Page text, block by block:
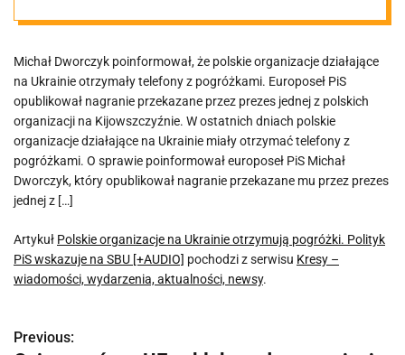
pogróżki.
Polityk PiS
wskazuje na
SBU [+AUDIO]
Michał Dworczyk poinformował, że polskie organizacje działające
na Ukrainie otrzymały telefony z pogróżkami. Europoseł PiS
opublikował nagranie przekazane przez prezes jednej z polskich
organizacji na Kijowszczyźnie. W ostatnich dniach polskie
organizacje działające na Ukrainie miały otrzymać telefony z
pogróżkami. O sprawie poinformował europoseł PiS Michał
Dworczyk, który opublikował nagranie przekazane mu przez prezes
jednej z […]
Artykuł Polskie organizacje na Ukrainie otrzymują pogróżki. Polityk
PiS wskazuje na SBU [+AUDIO] pochodzi z serwisu Kresy –
wiadomości, wydarzenia, aktualności, newsy.
N
Previous: